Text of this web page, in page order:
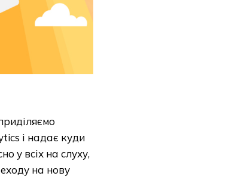
і надає куди
у всіх на слуху,
на нову